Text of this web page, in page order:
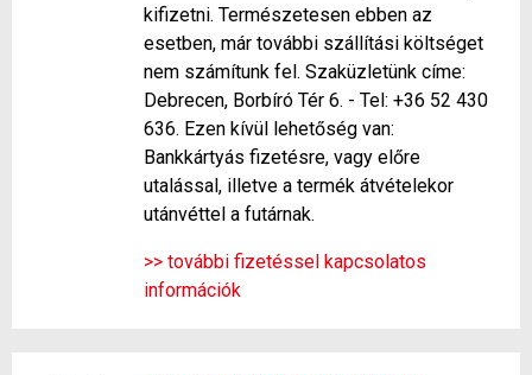
kifizetni. Természetesen ebben az
esetben, már további szállítási költséget
nem számítunk fel. Szaküzletünk címe:
Debrecen, Borbíró Tér 6. - Tel: +36 52 430
636. Ezen kívül lehetőség van:
Bankkártyás fizetésre, vagy előre
utalással, illetve a termék átvételekor
utánvéttel a futárnak.
>> további fizetéssel kapcsolatos
információk